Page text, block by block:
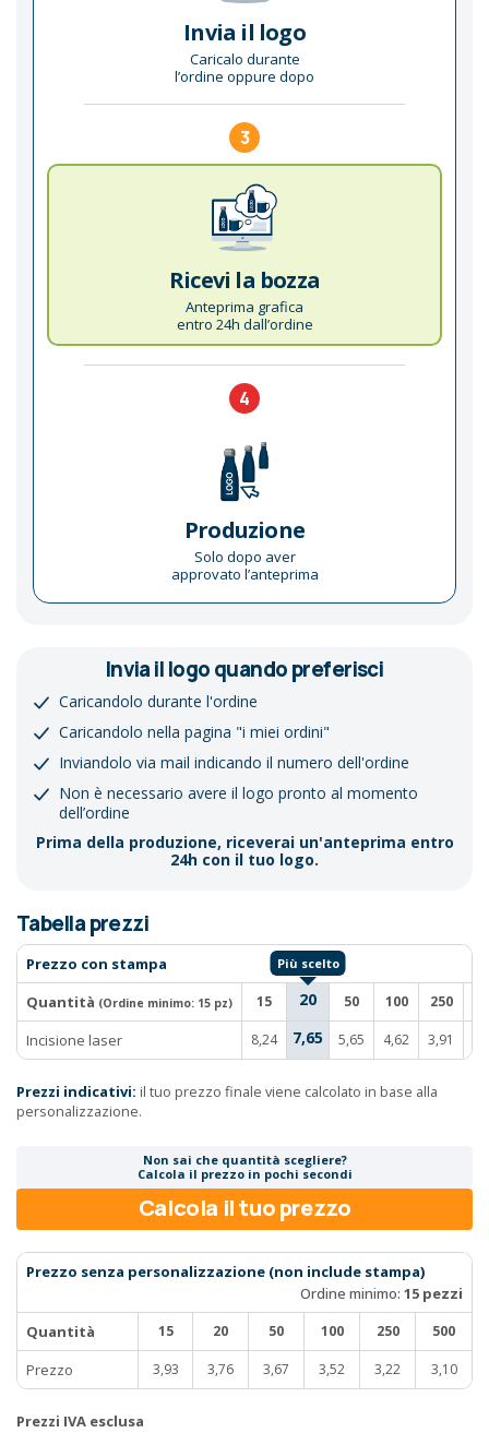
Invia il logo
Caricalo durante
l’ordine oppure dopo
3
Ricevi la bozza
Anteprima grafica
entro 24h dall’ordine
4
Produzione
Solo dopo aver
approvato l’anteprima
Invia il logo quando preferisci
Caricandolo durante l'ordine
Caricandolo nella pagina "i miei ordini"
Inviandolo via mail indicando il numero dell'ordine
Non è necessario avere il logo pronto al momento
dell’ordine
Prima della produzione, riceverai un'anteprima entro
24h con il tuo logo.
Tabella prezzi
Prezzo con stampa
Quantità (Ordine minimo: 15 pz) 15 20 50 100 250
Incisione laser 8,24 7,65 5,65 4,62 3,91
Prezzi indicativi: il tuo prezzo finale viene calcolato in base alla
personalizzazione.
Non sai che quantità scegliere?
Calcola il prezzo in pochi secondi
Calcola il tuo prezzo
Prezzo senza personalizzazione (non include stampa)
Ordine minimo: 15 pezzi
Quantità
15 20 50 100 250 500
Prezzo 3,93 3,76 3,67 3,52 3,22 3,10
Prezzi IVA esclusa